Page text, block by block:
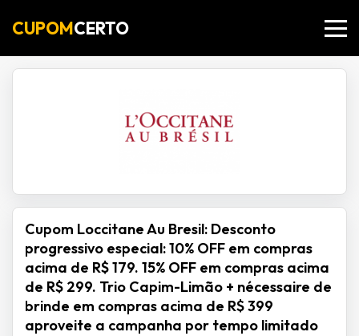
CUPOMCERTO
Cupom Loccitane Au Bresil: Desconto
progressivo especial: 10% OFF em compras
acima de R$ 179. 15% OFF em compras acima
de R$ 299. Trio Capim-Limão + nécessaire de
brinde em compras acima de R$ 399
aproveite a campanha por tempo limitado